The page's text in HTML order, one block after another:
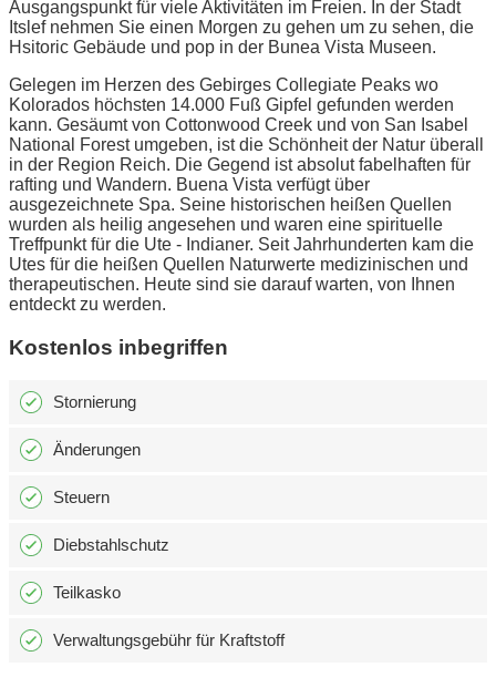
Ausgangspunkt für viele Aktivitäten im Freien. In der Stadt
Itslef nehmen Sie einen Morgen zu gehen um zu sehen, die
Hsitoric Gebäude und pop in der Bunea Vista Museen.
Gelegen im Herzen des Gebirges Collegiate Peaks wo
Kolorados höchsten 14.000 Fuß Gipfel gefunden werden
kann. Gesäumt von Cottonwood Creek und von San Isabel
National Forest umgeben, ist die Schönheit der Natur überall
in der Region Reich. Die Gegend ist absolut fabelhaften für
rafting und Wandern. Buena Vista verfügt über
ausgezeichnete Spa. Seine historischen heißen Quellen
wurden als heilig angesehen und waren eine spirituelle
Treffpunkt für die Ute - Indianer. Seit Jahrhunderten kam die
Utes für die heißen Quellen Naturwerte medizinischen und
therapeutischen. Heute sind sie darauf warten, von Ihnen
entdeckt zu werden.
Kostenlos inbegriffen
Stornierung
Änderungen
Steuern
Diebstahlschutz
Teilkasko
Verwaltungsgebühr für Kraftstoff